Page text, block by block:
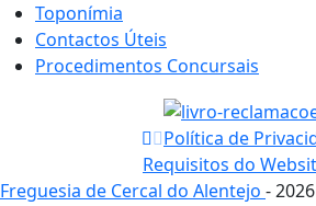
Toponímia
Contactos Úteis
Procedimentos Concursais
Política de
Requisitos do
Freguesia de Cercal do Alentejo - 2026